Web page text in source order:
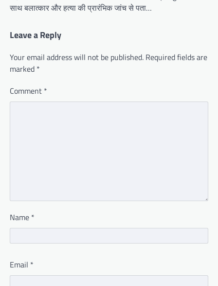
साथ बलात्कार और हत्या की प्रारंभिक जांच से पता…
Leave a Reply
Your email address will not be published. Required fields are
marked *
Comment *
Name *
Email *